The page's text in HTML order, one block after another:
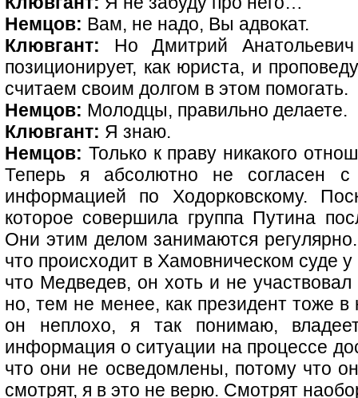
Немцов: Вам, не надо, Вы адвокат.
Клювгант: Но Дмитрий
позиционирует, как юриста, и
считаем своим долгом в этом помогать.
Немцов: Молодцы, правильно делаете.
Клювгант: Я знаю.
Немцов: Только к праву никакого
Теперь я абсолютно не согласен
информацией по Ходорковскому.
которое совершила группа Путина
Они этим делом занимаются
что происходит в Хамовническом суде
что Медведев, он хоть и не
но, тем не менее, как президент тоже в
он неплохо, я так понимаю,
информация о ситуации на процессе
что они не осведомлены, потому что
смотрят, я в это не верю. Смотрят